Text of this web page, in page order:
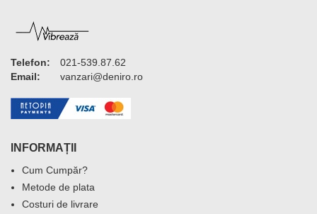
Telefon:
021-539.87.62
Email:
vanzari@deniro.ro
INFORMAȚII
Cum Cumpăr?
Metode de plata
Costuri de livrare